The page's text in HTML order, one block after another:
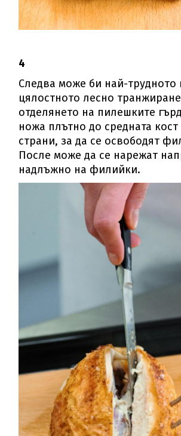
4
Следва може би най-трудното
цялостното лесно
отделянето на пилешките
ножа плътно до средната кост
страни, за да се освободят
После може да се нарежат
надлъжно на филийки.